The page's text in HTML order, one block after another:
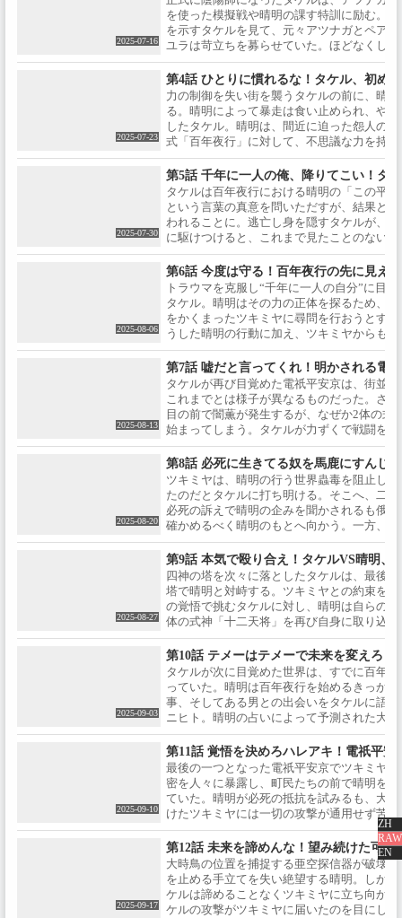
ZH
RAW
EN
(おに)》と呼ばれる化け物によっ
てツキミヤもろとも命を落とし
てしまう。――しかし、次の瞬
間、タケルは再び電祇平安京で
目を覚ます。やがて自身がタイ
ムリープしたことに気づいたタ
ケルは、ツキミヤが命を落とす
未来に抗うため、安倍晴明から
陰陽術を習得し、陰陽師として
タッフ】原作：作乃藤湖 / 原案・
監督：髙橋秀弥 / シリーズ構成：
森ハヤシ / キャラクターデザイ
ン：森田和明 / プロット原案：佐
藤悪糖 / 世界観設定考証：柴田勝
家 / コンセプトアート：キツネイ
【キャスト】業平 猛：木村太飛 /
ツキミヤ：内田真礼 / 安倍晴明：
木村良平 / 【放送情報】2025年7
月放送開始 / ©作乃藤湖／「陰陽
廻天 Re:バース」製作委員会
が現実に存在する別世界だっ
た！夢にまで見た運命的な出会
いに舞い上がるタケルだった
が、突如発生した黒い霧《闇薫
（やみかおる）》の中で《怨人
(おに)》と呼ばれる化け物によっ
てツキミヤもろとも命を落とし
てしまう。――しかし、次の瞬
間、タケルは再び電祇平安京で
ムリープしたことに気づいたタ
ケルは、ツキミヤが命を落とす
未来に抗うため、安倍晴明から
陰陽術を習得し、陰陽師として
戦うことを決意する――！【ス
タッフ】原作：作乃藤湖 / 原案・
森ハヤシ / キャラクターデザイ
ン：森田和明 / プロット原案：佐
藤悪糖 / 世界観設定考証：柴田勝
家 / コンセプトアート：キツネイ
ロ / 音楽：得田真裕 / アニメーシ
ョン制作：david production /
【キャスト】業平 猛：木村太飛 /
ツキミヤ：内田真礼 / 安倍晴明：
木村良平 / アツナガ：石川界人 /
ユラ：永瀬アンナ / カズラ：井上
麻里奈 / シノ：吉武千颯 / 【放送
情報】2025年7月2日よりフジテ
レビ「+Ultra」ほかにて毎週水曜
24:45～放送開始 / ※放送時間は
予告なく変更となる場合がござ
います。©作乃藤湖／「陰陽廻天
Re:バース」製作委員会
想いを募らせる日々を過ごして
いた。そんなある日、タケルは
不慮の事故で崖から転落。意識
を取り戻すと目の前に広がって
いたのは、テクノロジーが高度
に進化を遂げた平安京・《電祇
う)》。そこは、最強の陰陽師・
安倍晴明（あべのせいめい）が
が現実に存在する別世界だっ
た！夢にまで見た運命的な出会
いに舞い上がるタケルだった
が、突如発生した黒い霧《闇薫
（やみかおる）》の中で《怨人
(おに)》と呼ばれる化け物によっ
てツキミヤもろとも命を落とし
てしまう。――しかし、次の瞬
間、タケルは再び電祇平安京で
目を覚ます。やがて自身がタイ
ムリープしたことに気づいたタ
ケルは、ツキミヤが命を落とす
未来に抗うため、安倍晴明から
陰陽術を習得し、陰陽師として
戦うことを決意する――！【ス
タッフ】原作：作乃藤湖 / 原案・
監督：髙橋秀弥 / シリーズ構成：
森ハヤシ / キャラクターデザイ
藤悪糖 / 世界観設定考証：柴田勝
家 / コンセプトアート：キツネイ
ロ / 音楽：得田真裕 / オープニン
グ・テーマ：「CRY OUT CRY
OVER」Who-ya Extended / エン
制作：david production / 【キャ
スト】業平 猛：#木村太飛 / ツキ
ミヤ：#内田真礼 / 安倍晴明：#
木村良平 / アツナガ：#石川界人
/ ユラ：#永瀬アンナ / カズラ：#
井上麻里奈 / シノ：#吉武千颯 /
【放送情報】2025年7月2日より
フジテレビ「+Ultra」ほかにて毎
週水曜24:45～放送開始 / フジテ
レビ 7月2日より毎週水曜24:45～
※初回放送は24:55～となります
/ 関西テレビ 7月3日より毎週木
曜26:15～ / 東海テレビ 7月5日よ
り毎週土曜25:45～ / ※放送時間
は予告なく変更となる場合がご
ざいます / 【コミック情報】●コ
ミカライズ1巻 6月23日(月)発
売！原作：作乃藤湖 漫画：松本
救助 / モーニングKC 講談社 定価
／792円（税込）©作乃藤湖／
「陰陽廻天 Re:バース」製作委員
2025-07-16
を使った模擬戦や晴明の課す特訓に励む。
を示すタケルを見て、元々アツナガとペア
ユラは苛立ちを募らせていた。ほどなくし
祇(でんじ)平安京にやってきたときと同じ日
ル。過去の実体験をもとにこれから起こる
し、ツキミヤを守る方法を考えていると、
ケルにタイマン勝負を持ち掛ける――。
2025-07-23
第4話 ひとりに慣れるな！タケル、初め
力の制御を失い街を襲うタケルの前に、晴
る。晴明によって暴走は食い止められ、や
したタケル。晴明は、間近に迫った怨人の
式「百年夜行」に対して、不思議な力を持
にしたいと語る。しかし、タケルは陰陽師
星」となり電祇平安京を背負って戦うこと
な中、悩むタケルはツキミヤに百年祭に誘
2025-07-30
第5話 千年に一人の俺、降りてこい！タ
タケルは百年夜行における晴明の「この平
という言葉の真意を問いただすが、結果と
われることに。逃亡し身を隠すタケルが、
に駆けつけると、これまで見たことのない
ていた。イルカ・カジキが式神招来し応戦
憶から二の足を踏んでしまうタケル。戦い
気を失ってしまったタケルが目を覚ますと
の姿が――。
2025-08-06
第6話 今度は守る！百年夜行の先に見え
トラウマを克服し“千年に一人の自分”に目覚
タケル。晴明はその力の正体を探るため、タ
をかくまったツキミヤに尋問を行おうとする
うした晴明の行動に加え、ツキミヤからも晴
関する噂を耳にしたタケルは疑念を一層強め
そんな中、電祇平安京では来る百年夜行に向
備が進む。タケルは五霊星に選抜されたアツ
とユラに怨人神と戦った自身の経験を伝え、
て再戦の日を迎える――。
2025-08-13
第7話 嘘だと言ってくれ！明かされる電
タケルが再び目覚めた電祇平安京は、街並
これまでとは様子が異なるものだった。さ
目の前で闇薫が発生するが、なぜか2体の式
始まってしまう。タケルが力ずくで戦闘を
中、そこに晴明も姿を現す。電祇平安京で
現象は全て晴明が仕組んだものなのかと問
に対し、晴明は恐るべき世界の真実を語り
2025-08-20
第8話 必死に生きてる奴を馬鹿にすんじ
ツキミヤは、晴明の行う世界蟲毒を阻止し
たのだとタケルに打ち明ける。そこへ、二
必死の訴えで晴明の企みを聞かされるも俄
確かめるべく晴明のもとへ向かう。一方、
を倒すことを決意したタケルはツキミヤと
る「四神の塔」の一つ・青龍塔の破壊を試
2025-08-27
第9話 本気で殴り合え！タケルVS晴明、
四神の塔を次々に落としたタケルは、最後
塔で晴明と対峙する。ツキミヤとの約束を
の覚悟で挑むタケルに対し、晴明は自らの
体の式神「十二天将」を再び自身に取り込
で迎え撃つ。その頃、意識を取り戻したユ
カジキとともに陰陽寮に隠された部屋を見
は、世界蟲毒に関するさらなる情報が眠っ
2025-09-03
第10話 テメーはテメーで未来を変えろ！
タケルが次に目覚めた世界は、すでに百年
っていた。晴明は百年夜行を始めるきっか
事、そしてある男との出会いをタケルに語
ニヒト。晴明の占いによって予測された大
の治水工事を行うことになる。しかし、予
事は難航。晴明はその原因が、大水害の起
るためだと推測し――。
2025-09-10
第11話 覚悟を決めろハレアキ！電祇平安
最後の一つとなった電祇平安京でツキミヤ
密を人々に暴露し、町民たちの前で晴明を
ていた。晴明が必死の抵抗を試みるも、大
けたツキミヤには一切の攻撃が通用せず苦
る。一方、晴明に味方する陰陽師たちの協
は、大時鳥を攻略しツキミヤを止めるため
明に持ち掛ける。タケル・晴明VSツキミヤ
いに始まる――。
2025-09-17
第12話 未来を諦めんな！望み続けた可能
大時鳥の位置を捕捉する亜空探信器が破壊
を止める手立てを失い絶望する晴明。しか
ケルは諦めることなくツキミヤに立ち向か
ケルの攻撃がツキミヤに届いたのを目にし